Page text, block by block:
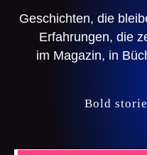
Geschichten, die
Erfahrungen, die
im Magazin, in
Bold